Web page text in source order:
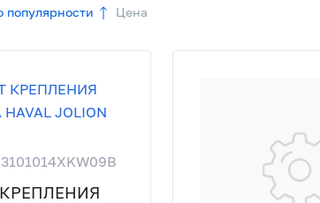
популярности Цена